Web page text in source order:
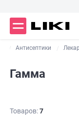
Антисептики
Гамма
Товаров:7